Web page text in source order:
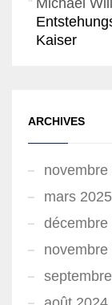
Michael Will
Kaiser
ARCHIVES
novembre
mars 2025
décembre
novembre